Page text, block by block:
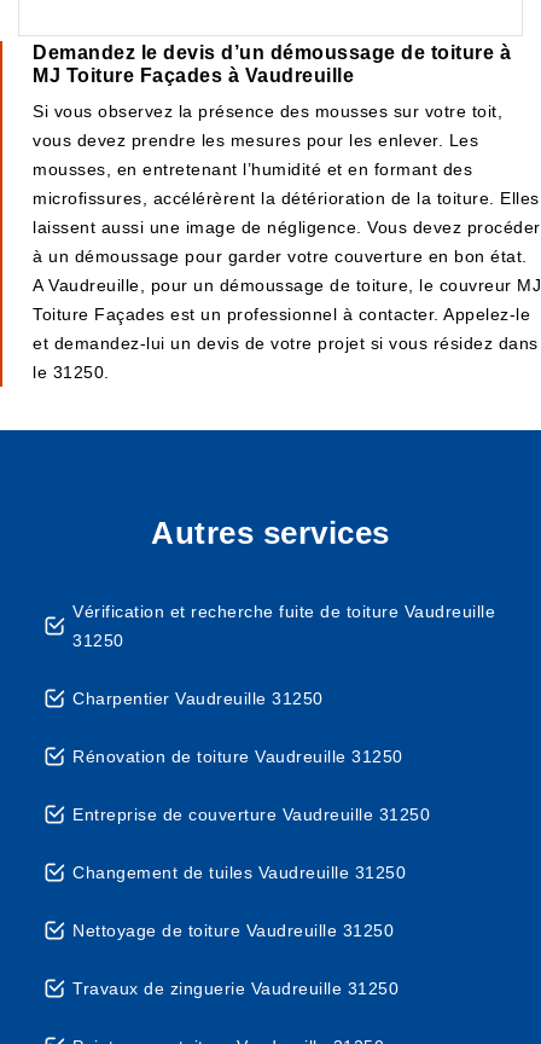
Demandez le devis d’un démoussage de toiture à
MJ Toiture Façades à Vaudreuille
Si vous observez la présence des mousses sur votre toit,
vous devez prendre les mesures pour les enlever. Les
mousses, en entretenant l’humidité et en formant des
microfissures, accélérèrent la détérioration de la toiture. Elles
laissent aussi une image de négligence. Vous devez procéder
à un démoussage pour garder votre couverture en bon état.
A Vaudreuille, pour un démoussage de toiture, le couvreur MJ
Toiture Façades est un professionnel à contacter. Appelez-le
et demandez-lui un devis de votre projet si vous résidez dans
le 31250.
Autres services
Vérification et recherche fuite de toiture Vaudreuille
31250
Charpentier Vaudreuille 31250
Rénovation de toiture Vaudreuille 31250
Entreprise de couverture Vaudreuille 31250
Changement de tuiles Vaudreuille 31250
Nettoyage de toiture Vaudreuille 31250
Travaux de zinguerie Vaudreuille 31250